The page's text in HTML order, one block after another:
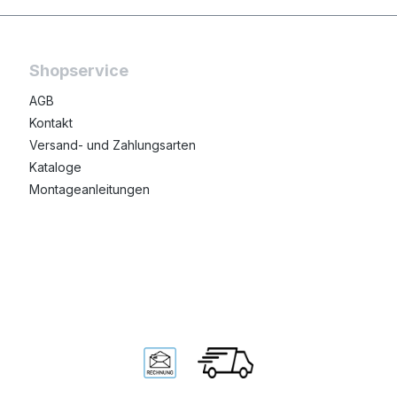
Shopservice
AGB
Kontakt
Versand- und Zahlungsarten
Kataloge
Montageanleitungen